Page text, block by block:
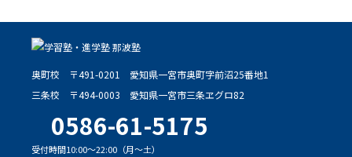
奥町校 〒491-0201 愛知県一宮市奥町字前沼25番地1
三条校
〒494-0003 愛知県一宮市三条ヱグロ82
0586-61-5175
受付時間10:00～22:00（月～土）